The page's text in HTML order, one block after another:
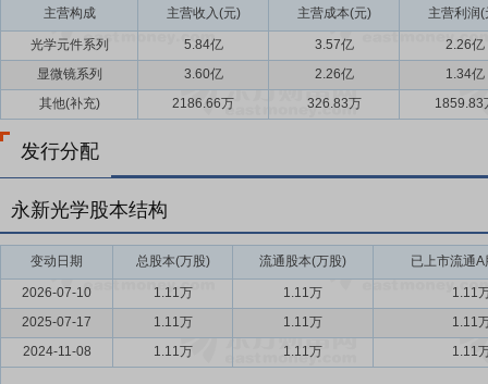
主营构成 主营收入(元) 主营成本(元) 主营利润(
光学元件系列 5.84亿 3.57亿
2.26亿
显微镜系列
3.60亿 2.26亿
1.34亿
其他(补充)
2186.66万 326.83万 1859.83
发行分配
永新光学股本结构
变动日期 总股本(万股) 流通股本(万股) 已上市流通A
2026-07-10 1.11万 1.11万
1.11
2025-07-17
1.11万 1.11万
1.11
2024-11-08
1.11万 1.11万 1.11